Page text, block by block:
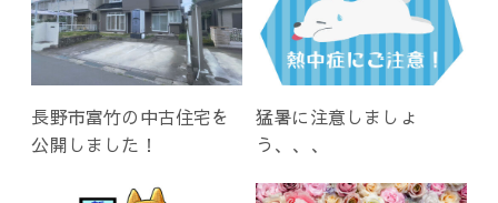
長野市富竹の中古住宅を
公開しました！
猛暑に注意しましょ
う、、、